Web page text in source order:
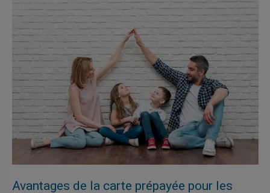
Avantages de la carte prépayée pour les